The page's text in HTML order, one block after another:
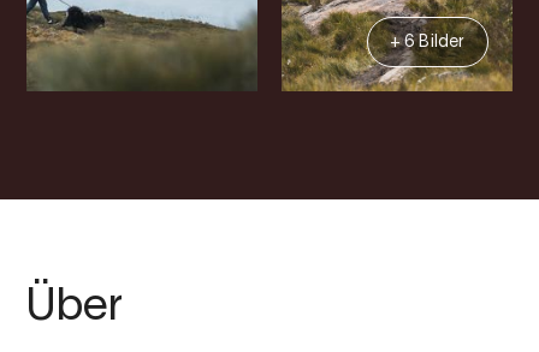
+ 6 Bilder
Über